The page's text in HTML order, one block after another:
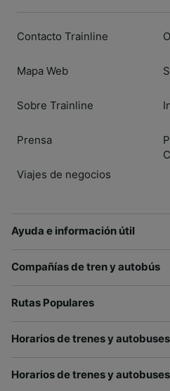
Contacto Trainline
Mapa Web
Sobre Trainline
Prensa
Viajes de negocios
Ayuda e información útil
Compañías de tren y autobús
Rutas Populares
Horarios de trenes y
Horarios de trenes y